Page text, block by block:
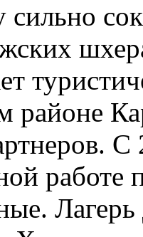
районе
С
работе